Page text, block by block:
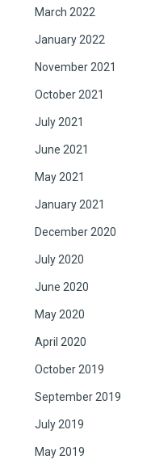
March 2022
January 2022
November 2021
October 2021
July 2021
June 2021
May 2021
January 2021
December 2020
July 2020
June 2020
May 2020
April 2020
October 2019
September 2019
July 2019
May 2019